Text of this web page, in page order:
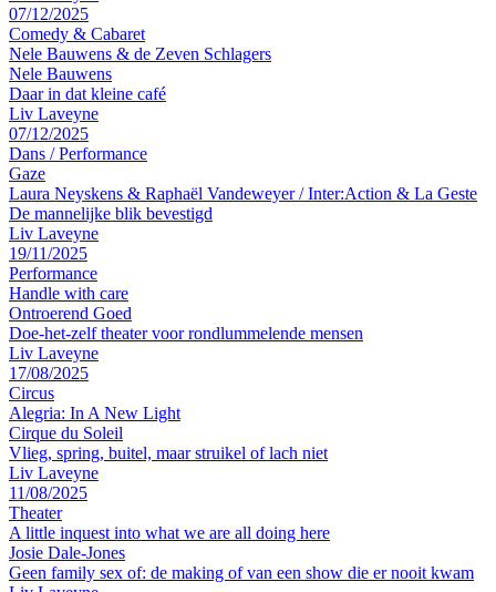
07/12/2025
Comedy & Cabaret
Nele Bauwens & de Zeven Schlagers
Nele Bauwens
Daar in dat kleine café
Liv Laveyne
07/12/2025
Dans /Performance
Gaze
Laura Neyskens & Raphaël Vandeweyer / Inter:Action & La Geste
De mannelijke blik bevestigd
Liv Laveyne
19/11/2025
Performance
Handle with care
Ontroerend Goed
Doe-het-zelf theater voor rondlummelende mensen
Liv Laveyne
17/08/2025
Circus
Alegria: In A New Light
Cirque du Soleil
Vlieg, spring, buitel, maar struikel of lach niet
Liv Laveyne
11/08/2025
Theater
A little inquest into what we are all doing here
Josie Dale-Jones
Geen family sex of: de making of van een show die er nooit kwam